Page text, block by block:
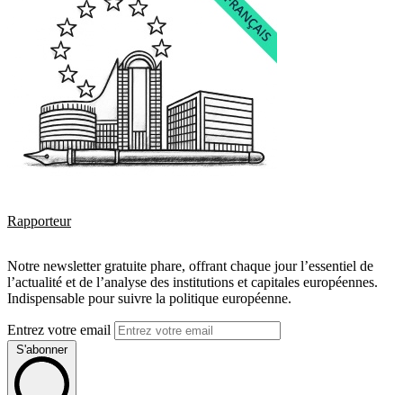
Rapporteur
Notre newsletter gratuite phare, offrant chaque jour l’essentiel de
l’actualité et de l’analyse des institutions et capitales européennes.
Indispensable pour suivre la politique européenne.
Entrez votre email
S'abonner